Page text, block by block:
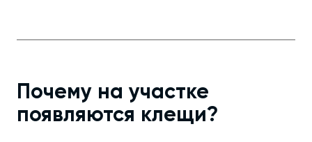
Почему на участке
появляются клещи?